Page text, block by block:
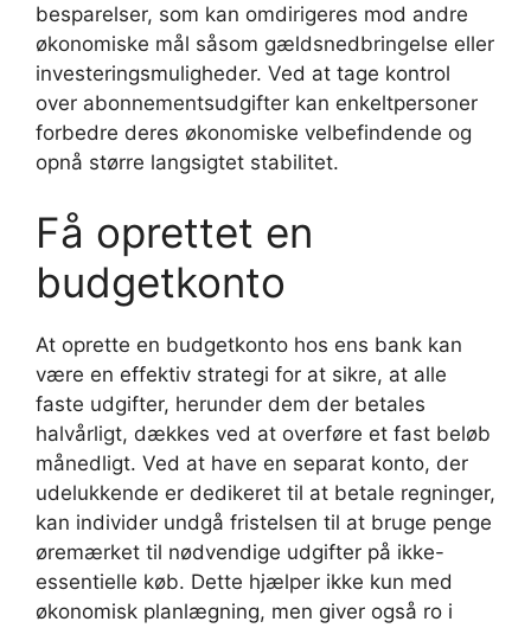
besparelser, som kan omdirigeres mod andre
økonomiske mål såsom gældsnedbringelse eller
investeringsmuligheder. Ved at tage kontrol
over abonnementsudgifter kan enkeltpersoner
forbedre deres økonomiske velbefindende og
opnå større langsigtet stabilitet.
Få oprettet en
budgetkonto
At oprette en budgetkonto hos ens bank kan
være en effektiv strategi for at sikre, at alle
faste udgifter, herunder dem der betales
halvårligt, dækkes ved at overføre et fast beløb
månedligt. Ved at have en separat konto, der
udelukkende er dedikeret til at betale regninger,
kan individer undgå fristelsen til at bruge penge
øremærket til nødvendige udgifter på ikke-
essentielle køb. Dette hjælper ikke kun med
økonomisk planlægning, men giver også ro i